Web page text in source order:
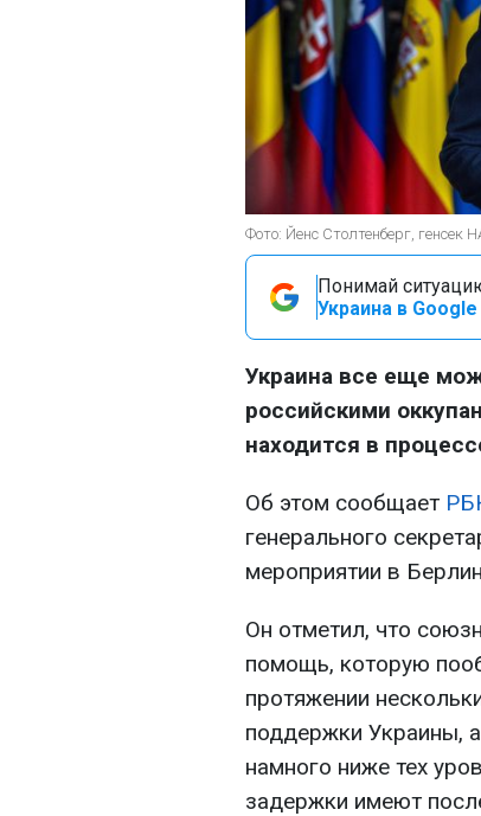
Фото: Йенс Столтенберг, генсек
Понимай
Украина в Google
Украина все еще
российскими
находится в
Об этом сообщает
генерального
мероприятии в
Он отметил, что
помощь, которую
протяжении
поддержки Украины,
намного ниже тех
задержки имеют